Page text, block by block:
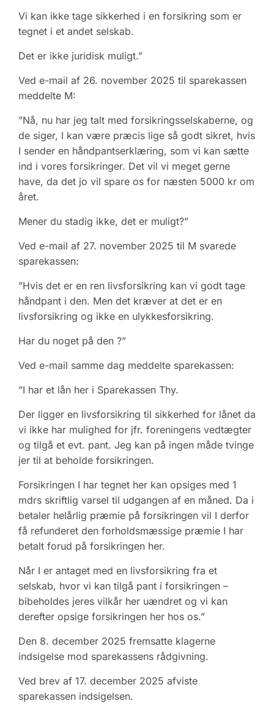
Vi kan ikke tage sikkerhed i en forsikring som er
tegnet i et andet selskab.
Det er ikke juridisk muligt.”
Ved e-mail af 26. november 2025 til sparekassen
meddelte M:
”Nå, nu har jeg talt med forsikringsselskaberne, og
de siger, I kan være præcis lige så godt sikret, hvis
I sender en håndpantserklæring, som vi kan sætte
ind i vores forsikringer. Det vil vi meget gerne
have, da det jo vil spare os for næsten 5000 kr om
året.
Mener du stadig ikke, det er muligt?”
Ved e-mail af 27. november 2025 til M svarede
sparekassen:
”Hvis det er en ren livsforsikring kan vi godt tage
håndpant i den. Men det kræver at det er en
livsforsikring og ikke en ulykkesforsikring.
Har du noget på den ?”
Ved e-mail samme dag meddelte sparekassen:
”I har et lån her i Sparekassen Thy.
Der ligger en livsforsikring til sikkerhed for lånet da
vi ikke har mulighed for jfr. foreningens vedtægter
og tilgå et evt. pant. Jeg kan på ingen måde tvinge
jer til at beholde forsikringen.
Forsikringen I har tegnet her kan opsiges med 1
mdrs skriftlig varsel til udgangen af en måned. Da i
betaler helårlig præmie på forsikringen vil I derfor
få refunderet den forholdsmæssige præmie I har
betalt forud på forsikringen her.
Når I er antaget med en livsforsikring fra et
selskab, hvor vi kan tilgå pant i forsikringen –
bibeholdes jeres vilkår her uændret og vi kan
derefter opsige forsikringen her hos os.”
Den 8. december 2025 fremsatte klagerne
indsigelse mod sparekassens rådgivning.
Ved brev af 17. december 2025 afviste
sparekassen indsigelsen.